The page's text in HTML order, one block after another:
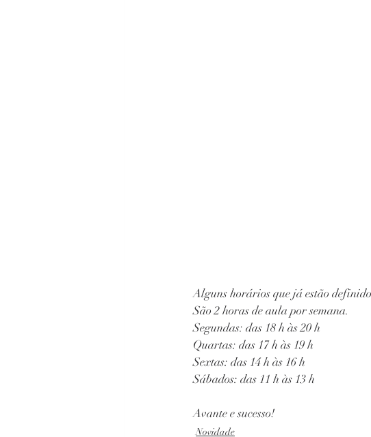
Alguns horários que já estão
São 2 horas de aula por semana.
Segundas: das 18 h às 20 h
Quartas: das 17 h às 19 h
Sextas: das 14 h às 16 h
Sábados: das 11 h às 13 h
Avante e sucesso!
Novidade